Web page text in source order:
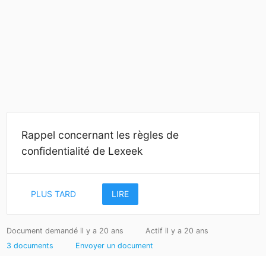
Rappel concernant les règles de
confidentialité de Lexeek
PLUS TARD LIRE
Document demandé il y a 20 ans
Actif il y a 20 ans
3 documents
Envoyer un document